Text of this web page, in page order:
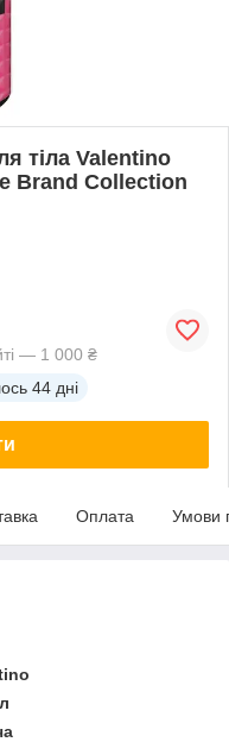
тіла Valentino
Brand Collection
— 1 000 ₴
44 дні
Оплата Умови